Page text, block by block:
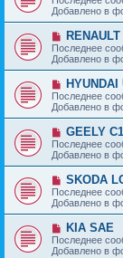
и
е
о
о
б
щ
е
н
и
е
в
о
е
с
о
о
б
щ
е
н
и
е
Добавлено в
Н
о
в
о
е
с
о
о
б
щ
е
н
и
е
Последнее
Добавлено в
Н
о
в
о
с
о
о
б
щ
е
н
и
е
HYUNDAI
Последнее
Добавлено в
Н
о
в
о
е
с
о
о
б
щ
е
н
GEELY
Последнее
Добавлено в
Н
о
в
о
е
с
о
о
SKODA
Последнее
Добавлено в
Н
о
в
KIA SAE
Последнее
Добавлено в